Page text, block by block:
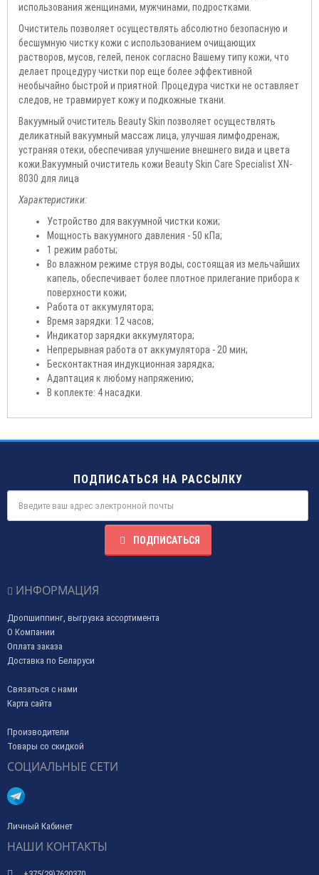
использования женщинами, мужчинами, подростками.
Очиститель позволяет осуществлять абсолютно безопасную и
бесшумную чистку кожи с использованием очищающих
растворов, мусов, гелей, пенок согласно Вашему типу кожи, что
делает процедуру чистки пор еще более эффективной
необычайно быстрой и приятной. Процедура чистки не оставляет
следов, не травмирует кожу и подкожные ткани.
Вакуумный очиститель Beauty Skin позволяет осуществлять
деликатный вакуумный массаж лица, улучшая лимфодренаж,
устраняя отеки, обеспечивая улучшение внешнего вида и цвета
кожи.Вакуумный очиститель кожи Beauty Skin Care Specialist XN-
8030 для лица
Характеристики:
Устройство для вакуумной чистки кожи;
Мощность вакуумного давления - 50 кПа;
1 режим работы;
Во влажном режиме струя воды, состоящая из мельчайших
капель, обеспечивает более плотное прилегание прибора к
поверхности кожи;
Работа от аккумулятора;
Время зарядки: 12 часов;
Индикатор зарядки аккумулятора;
Непрерывная работа от аккумулятора - 20 мин;
Бесконтактная индукционная зарядка;
Адаптация к любому напряжению;
В коплекте: 4 насадки.
ПОДПИСАТЬСЯ НА РАССЫЛКУ
ПОДПИСАТЬСЯ
ИНФОРМАЦИЯ
Дропшиппинг, выгрузка ассортимента
О Компании
Оплата заказа
Доставка по Беларуси
Связаться с нами
Карта сайта
Производители
Товары со скидкой
СОЦИАЛЬНЫЕ СЕТИ
Личный Кабинет
НАШИ КОНТАКТЫ